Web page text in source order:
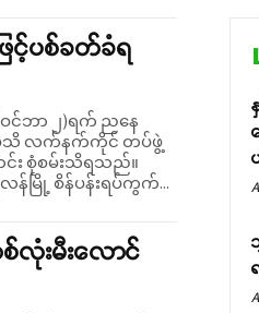
င့်ပစ်ခတ်ခံရ
ဝင်ဘာ ၂)ရက် ညနေ
မသိ လက်နက်ကိုင် တပ်ဖွဲ့
း စုံစမ်းသိရသည်။
လန်မြို့ စိန်ပန်းရပ်ကွက်...
းမီးလောင်